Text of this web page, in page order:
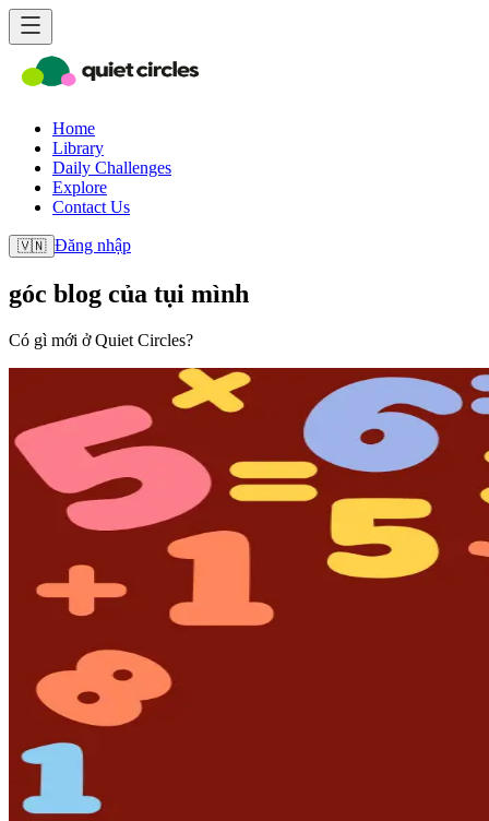
Home
Library
Daily Challenges
Explore
Contact Us
🇻🇳 Đăng nhập
góc blog của tụi mình
Có gì mới ở Quiet Circles?